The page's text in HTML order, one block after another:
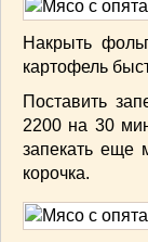
Накрыть
картофель
Поставить
2200 на 30
запекать еще
корочка.